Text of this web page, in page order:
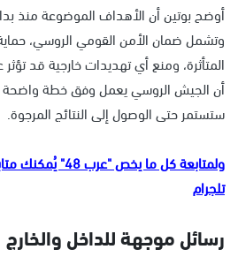
أوضح بوتين أن الأهداف الموضوعة منذ
وتشمل ضمان الأمن القومي الروسي،
المتأثرة، ومنع أي تهديدات خارجية قد
أن الجيش الروسي يعمل وفق خطة واضحة
ستستمر حتى الوصول إلى النتائج المرجوة.
ولمتابعة كل ما يخص
تلجرام
رسائل موجهة للداخل والخارج